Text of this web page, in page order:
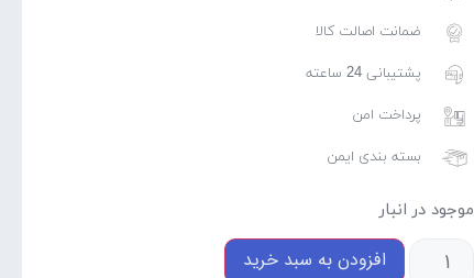
ضمانت اصالت کالا
پشتیبانی 24 ساعته
پرداخت امن
بسته بندی ایمن
موجود در انبار
افزودن به سبد خرید